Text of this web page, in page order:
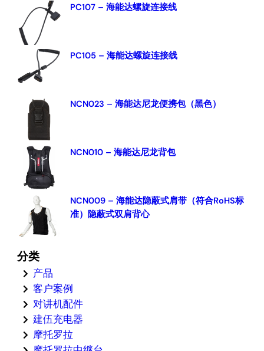
h
PC107 – 海能达螺旋连接线
PC105 – 海能达螺旋连接线
NCN023 – 海能达尼龙便携包（黑色）
NCN010 – 海能达尼龙背包
NCN009 – 海能达隐蔽式肩带（符合RoHS标
准）隐蔽式双肩背心
分类
产品
客户案例
对讲机配件
建伍充电器
摩托罗拉